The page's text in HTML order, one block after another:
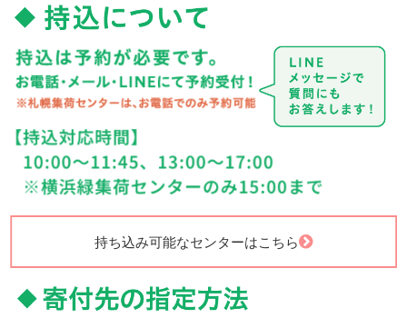
持ち込み可能なセンターはこちら